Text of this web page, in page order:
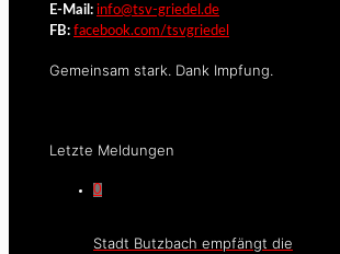
E-Mail: info@tsv-griedel.de
FB: facebook.com/tsvgriedel
Gemeinsam stark. Dank Impfung.
Letzte Meldungen
0
Stadt Butzbach empfängt die